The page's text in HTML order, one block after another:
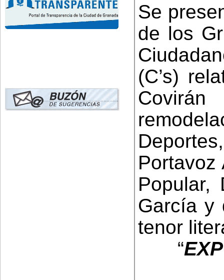
Se
de los
(C’s)
Portavoz
Popular,
García y
tenor
“